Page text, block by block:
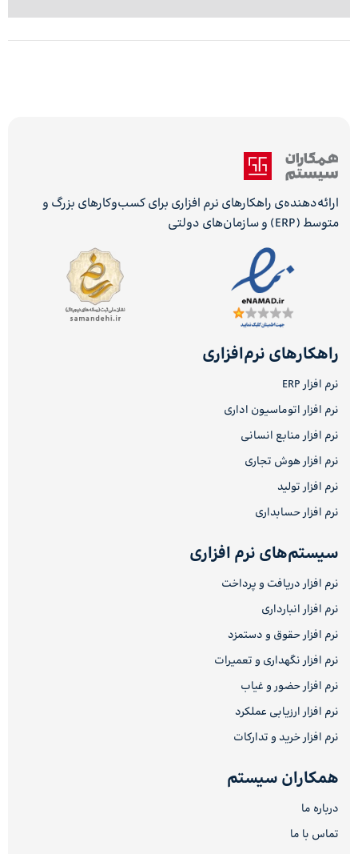
ارائه‌دهنده‌ی راهکارهای نرم افزاری برای کسب‌وکارهای بزرگ و
متوسط (ERP) و سازمان‌های دولتی
راهکارهای نرم‌افزاری
نرم افزار ERP
نرم افزار اتوماسیون اداری
نرم افزار منابع انسانی
نرم افزار هوش تجاری
نرم افزار تولید
نرم افزار حسابداری
سیستم‌های نرم افزاری
نرم افزار دریافت و پرداخت
نرم افزار انبارداری
نرم افزار حقوق و دستمزد
نرم افزار نگهداری و تعمیرات
نرم افزار حضور و غیاب
نرم افزار ارزیابی عملکرد
نرم افزار خرید و تدارکات
همکاران سیستم
درباره ما
تماس با ما